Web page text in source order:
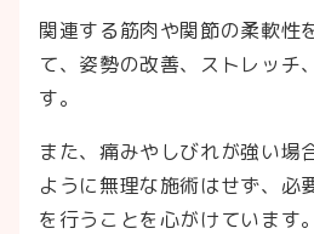
関連する筋肉や関節の柔軟性
て、姿勢の改善、ストレッチ
す。
また、痛みやしびれが強い場
ように無理な施術はせず、必
を行うことを心がけています。